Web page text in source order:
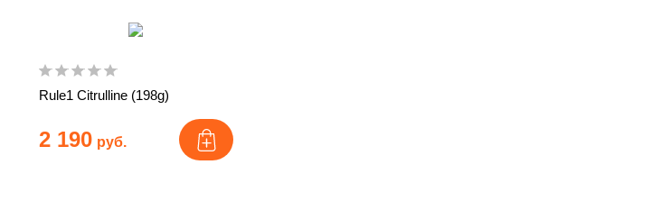
Rule1 Citrulline (198g)
2 190 руб.